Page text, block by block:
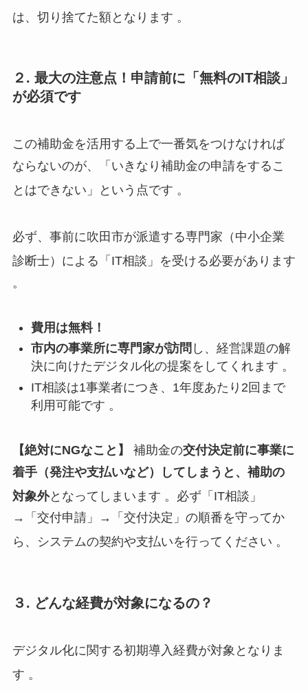
は、切り捨てた額となります 。
２. 最大の注意点！申請前に「無料のIT相談」
が必須です
この補助金を活用する上で一番気をつけなければ
ならないのが、「いきなり補助金の申請をするこ
とはできない」という点です 。
必ず、事前に吹田市が派遣する専門家（中小企業
診断士）による「IT相談」を受ける必要があります
。
費用は無料！
市内の事業所に専門家が訪問 し、経営課題の解
決に向けたデジタル化の提案をしてくれます 。
IT相談は1事業者につき、1年度あたり2回まで
利用可能です 。
【絶対にNGなこと】 補助金の交付決定前に事業に
着手（発注や支払いなど）してしまうと、補助の
対象外となってしまいます 。必ず「IT相談」
→「交付申請」→「交付決定」の順番を守ってか
ら、システムの契約や支払いを行ってください 。
３. どんな経費が対象になるの？
デジタル化に関する初期導入経費が対象となりま
す 。